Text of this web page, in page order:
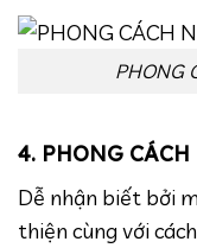
PHONG
4. PHONG
Dễ nhận biết bởi
thiện cùng với